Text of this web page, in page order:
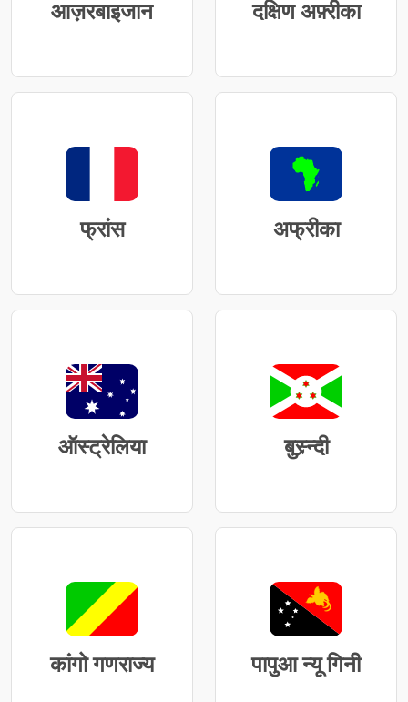
आज़रबाइजान दक्षिण अफ़्रीका
फ्रांस अफ्रीका
ऑस्ट्रेलिया बुस्र्न्दी
कांगो गणराज्य पापुआ न्यू गिनी